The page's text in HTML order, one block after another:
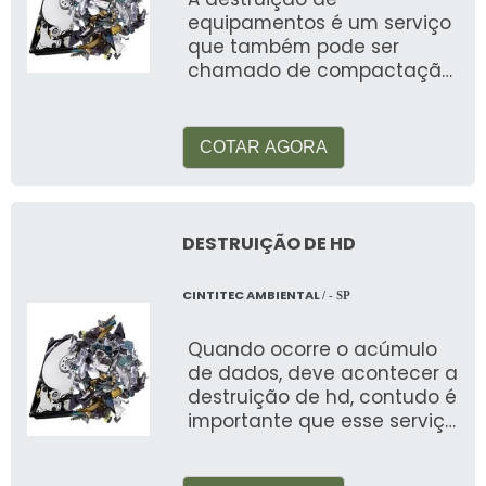
ESPECIFICAÇÕES
TÉCNICAS E BENEFÍCIOS
Os materiais de informática variam em
termos de dimensões e capacidades, mas
todos compartilham a necessidade de um
Compatibilidade: Independentemente do
Capacidade: A capacidade de reciclagem
está diretamente ligada à eficiência do
processo de coleta e separação.
Materiais: A maioria dos equipamentos
equipamentos é um serviço
que também pode ser
chamado de compactação
COTAR AGORA
DESTRUIÇÃO DE HD
CINTITEC AMBIENTAL/ - SP
Quando ocorre o acúmulo
de dados, deve acontecer a
destruição de hd, contudo é
importante que esse serviço